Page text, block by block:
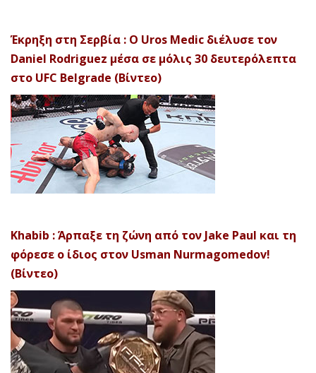
Έκρηξη στη Σερβία : Ο Uros Medic διέλυσε τον
Daniel Rodriguez μέσα σε μόλις 30 δευτερόλεπτα
στο UFC Belgrade (Βίντεο)
Khabib : Άρπαξε τη ζώνη από τον Jake Paul και τη
φόρεσε ο ίδιος στον Usman Nurmagomedov!
(Βίντεο)